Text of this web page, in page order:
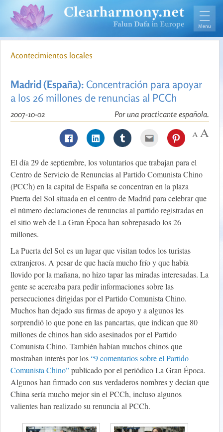
Acontecimientos locales
Madrid (España): Concentración para apoyar
a los 26 millones de renuncias al PCCh
Por una practicante española.
2007-10-02
El día 29 de septiembre, los voluntarios que trabajan para el
Centro de Servicio de Renuncias al Partido Comunista Chino
(PCCh) en la capital de España se concentran en la plaza
Puerta del Sol situada en el centro de Madrid para celebrar que
el número declaraciones de renuncias al partido registradas en
el sitio web de La Gran Época han sobrepasado los 26
millones.
La Puerta del Sol es un lugar que visitan todos los turistas
extranjeros. A pesar de que hacía mucho frío y que había
llovido por la mañana, no hizo tapar las miradas interesadas. La
gente se acercaba para pedir informaciones sobre las
persecuciones dirigidas por el Partido Comunista Chino.
Muchos han dejado sus firmas de apoyo y a algunos les
sorprendió lo que pone en las pancartas, que indican que 80
millones de chinos han sido asesinados por el Partido
Comunista Chino. También habían muchos chinos que
mostraban interés por los“9 comentarios sobre el Partido
Comunista Chino”publicado por el periódico La Gran Época.
Algunos han firmado con sus verdaderos nombres y decían que
China sería mucho mejor sin el PCCh, incluso algunos
valientes han realizado su renuncia al PCCh.